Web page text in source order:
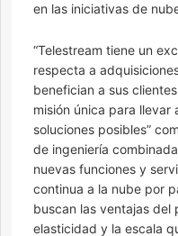
en las iniciativas de
“Telestream tiene un
respecta a
benefician a sus
misión única para llevar
soluciones posibles”
de ingeniería
nuevas funciones y
continua a la nube por
buscan las ventajas del
elasticidad y la escala